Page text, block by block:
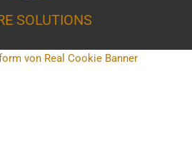
SOLUTIONS
von Real Cookie Banner